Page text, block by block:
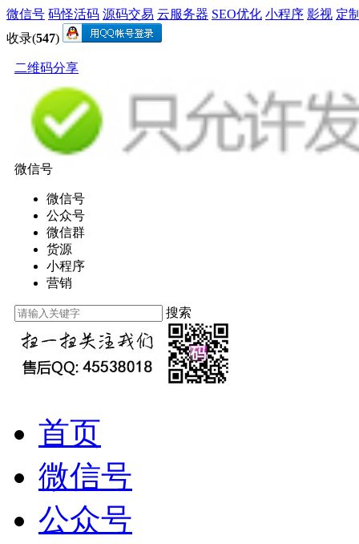
微信号 码怪活码 源码交易 云服务器 SEO优化 小程序 影视 定
收录(547)
二维码分享
微信号
微信号
公众号
微信群
货源
小程序
营销
搜索
首页
微信号
公众号